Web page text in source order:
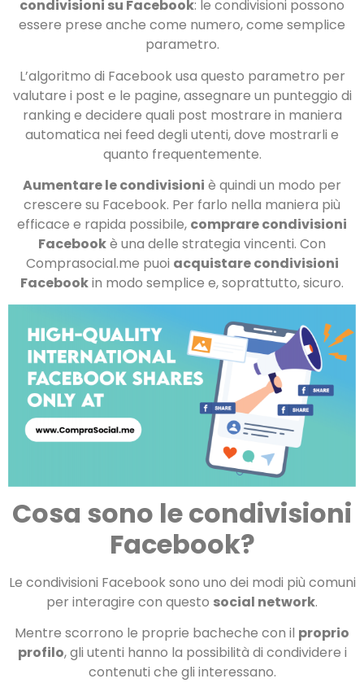
condivisioni su Facebook: le condivisioni possono
essere prese anche come numero, come semplice
parametro.
L’algoritmo di Facebook usa questo parametro per
valutare i post e le pagine, assegnare un punteggio di
ranking e decidere quali post mostrare in maniera
automatica nei feed degli utenti, dove mostrarli e
quanto frequentemente.
Aumentare le condivisioni è quindi un modo per
crescere su Facebook. Per farlo nella maniera più
efficace e rapida possibile, comprare condivisioni
Facebookè una delle strategia vincenti. Con
Comprasocial.me puoi acquistare condivisioni
Facebookin modo semplice e, soprattutto, sicuro.
Cosa sono le condivisioni
Facebook?
Le condivisioni Facebook sono uno dei modi più comuni
per interagire con questo social network.
Mentre scorrono le proprie bacheche con il proprio
profilo, gli utenti hanno la possibilità di condividere i
contenuti che gli interessano.